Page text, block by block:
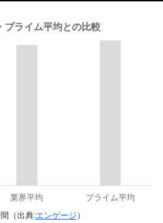
（出典:エンゲージ ）